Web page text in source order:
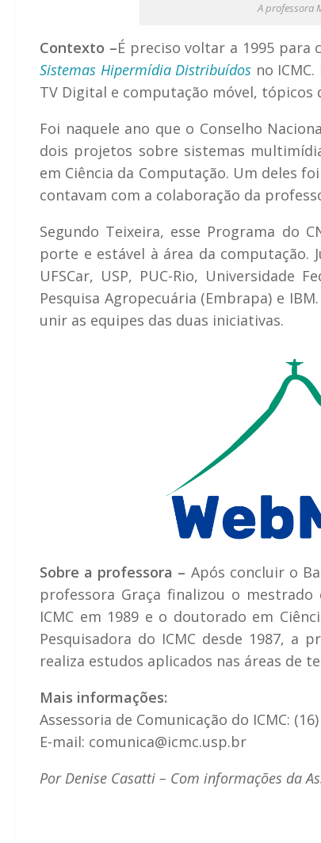
A professora
Contexto –É preciso voltar a 1995
Sistemas Hipermídia Distribuídos no
TV Digital e computação móvel,
Foi naquele ano que o Conselho
dois projetos sobre sistemas
em Ciência da Computação. Um deles
contavam com a colaboração da
Segundo Teixeira, esse Programa do
porte e estável à área da computação.
UFSCar, USP, PUC-Rio, Universidade
Pesquisa Agropecuária (Embrapa) e
unir as equipes das duas iniciativas.
Sobre a professora – Após concluir o
professora Graça finalizou o
ICMC em 1989 e o doutorado em
Pesquisadora do ICMC desde 1987,
realiza estudos aplicados nas áreas de
Mais informações:
Assessoria de Comunicação do ICMC:
E-mail: comunica@icmc.usp.br
Por Denise Casatti – Com informações da